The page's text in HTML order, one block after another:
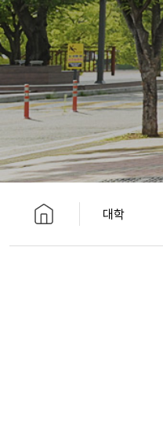
대학